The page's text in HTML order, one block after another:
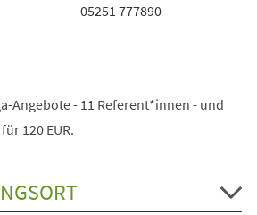
05251 777890
Angebote - 11 Referent*innen - und
120 EUR.